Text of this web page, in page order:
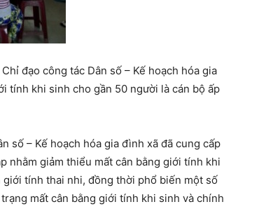
đạo công tác Dân số – Kế hoạch hóa gia
tính khi sinh cho gần 50 người là cán bộ ấp
số – Kế hoạch hóa gia đình xã đã cung cấp
nhằm giảm thiểu mất cân bằng giới tính khi
tính thai nhi, đồng thời phổ biến một số
mất cân bằng giới tính khi sinh và chính